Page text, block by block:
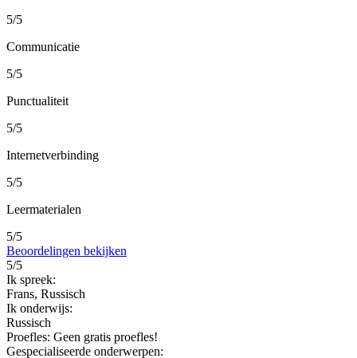
5/5
Communicatie
5/5
Punctualiteit
5/5
Internetverbinding
5/5
Leermaterialen
5/5
Beoordelingen bekijken
5/5
Ik spreek:
Frans, Russisch
Ik onderwijs:
Russisch
Proefles: Geen gratis proefles!
Gespecialiseerde onderwerpen: